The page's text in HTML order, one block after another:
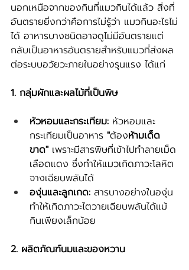
นอกเหนือจากของกินที่แมวกินได้แล้ว สิ่งที่
อันตรายยิ่งกว่าคือการไม่รู้ว่า แมวกินอะไรไม่
ได้ อาหารบางชนิดอาจดูไม่มีอันตรายแต่
กลับเป็นอาหารอันตรายสำหรับแมวที่ส่งผล
ต่อระบบอวัยวะภายในอย่างรุนแรง ได้แก่
1. กลุ่มผักและผลไม้ที่เป็นพิษ
หัวหอมและกระเทียม: หัวหอมและ
กระเทียมเป็นอาหาร "ต้องห้ามเด็ด
ขาด" เพราะมีสารพิษที่เข้าไปทำลายเม็ด
เลือดแดง ซึ่งทำให้แมวเกิดภาวะโลหิต
จางเฉียบพลันได้
องุ่นและลูกเกด: สารบางอย่างในองุ่น
ทำให้เกิดภาวะไตวายเฉียบพลันได้แม้
กินเพียงเล็กน้อย
2. ผลิตภัณฑ์นมและของหวาน